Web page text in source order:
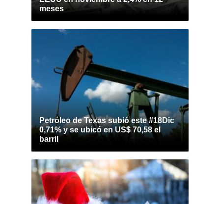
meses
Petróleo de Texas subió este #18Dic
0,71% y se ubicó en US$ 70,58 el
barril